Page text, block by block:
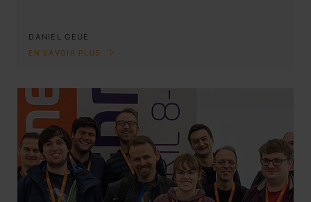
DANIEL GEUE
EN SAVOIR PLUS